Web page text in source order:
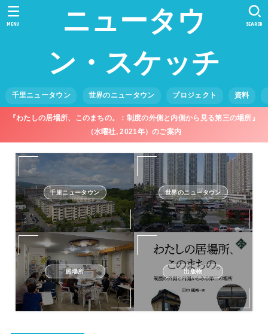
ニュータウ
ン・スケッチ
千里ニュータウン 世界のニュータウン プロジェクト 資料
SEARCH
MENU
『わたしの居場所、このまちの。：制度の外側と内側から見る第三の場所』
（水曜社, 2021年）のご案内
千里ニュータウン 世界のニュータウン
居場所 出版物